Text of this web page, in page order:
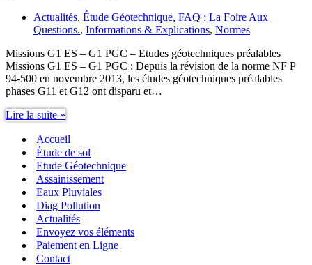
Actualités, Étude Géotechnique, FAQ : La Foire Aux
Questions., Informations & Explications, Normes
Missions G1 ES – G1 PGC – Etudes géotechniques préalables
Missions G1 ES – G1 PGC : Depuis la révision de la norme NF P
94-500 en novembre 2013, les études géotechniques préalables
phases G11 et G12 ont disparu et…
Lire la suite »
ES
–
G1
PGC
–
Etudes
géotechniques
préalables
Accueil
Étude de sol
Etude Géotechnique
Assainissement
Eaux Pluviales
Diag Pollution
Actualités
Envoyez vos éléments
Paiement en Ligne
Contact